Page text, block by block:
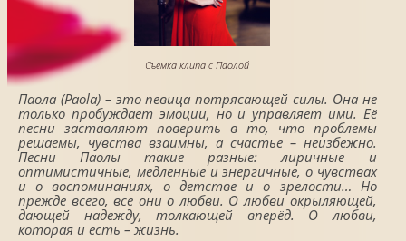
Съемка клипа с Паолой
Паола (Paola) – это певица потрясающей силы. Она не
только пробуждает эмоции, но и управляет ими. Её
песни заставляют поверить в то, что проблемы
решаемы, чувства взаимны, а счастье – неизбежно.
Песни Паолы такие разные: лиричные и
оптимистичные, медленные и энергичные, о чувствах
и о воспоминаниях, о детстве и о зрелости… Но
прежде всего, все они о любви. О любви окрыляющей,
дающей надежду, толкающей вперёд. О любви,
которая и есть – жизнь.